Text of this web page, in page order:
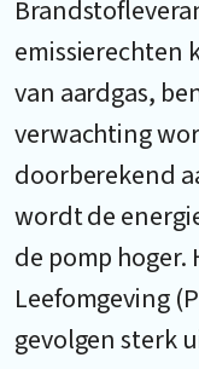
emissierechten
van aardgas,
verwachting
doorberekend
wordt de
de pomp
Leefomgeving
gevolgen sterk